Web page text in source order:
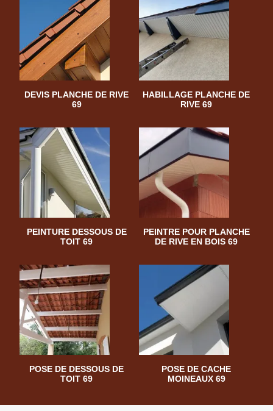
DEVIS PLANCHE DE RIVE
69
HABILLAGE PLANCHE DE
RIVE 69
PEINTURE DESSOUS DE
TOIT 69
PEINTRE POUR PLANCHE
DE RIVE EN BOIS 69
POSE DE DESSOUS DE
TOIT 69
POSE DE CACHE
MOINEAUX 69